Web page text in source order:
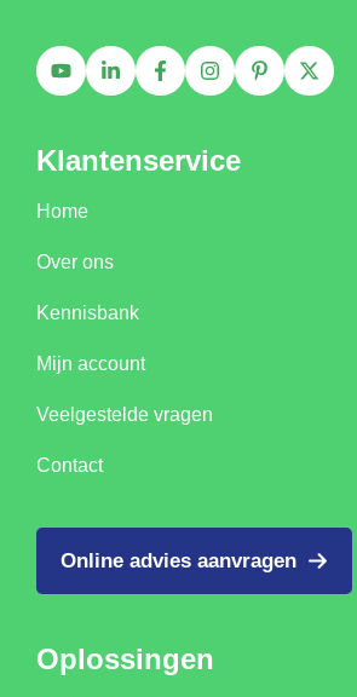
Klantenservice
Home
Over ons
Kennisbank
Mijn account
Veelgestelde vragen
Contact
Online advies aanvragen
Oplossingen